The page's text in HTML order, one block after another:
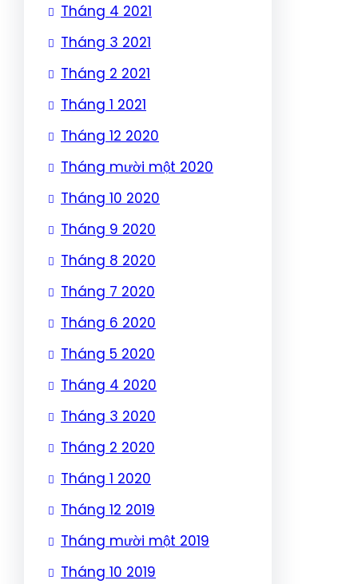
Tháng 4 2021
Tháng 3 2021
Tháng 2 2021
Tháng 1 2021
Tháng 12 2020
Tháng mười một 2020
Tháng 10 2020
Tháng 9 2020
Tháng 8 2020
Tháng 7 2020
Tháng 6 2020
Tháng 5 2020
Tháng 4 2020
Tháng 3 2020
Tháng 2 2020
Tháng 1 2020
Tháng 12 2019
Tháng mười một 2019
Tháng 10 2019